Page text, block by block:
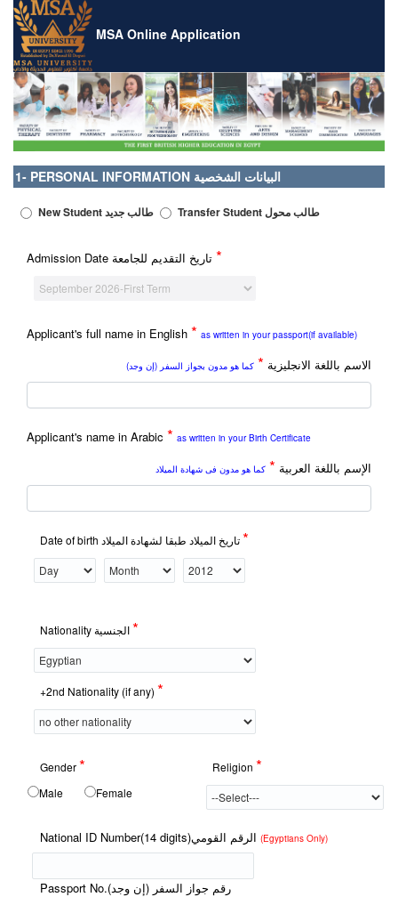
MSA Online Application
1- PERSONAL INFORMATION البيانات الشخصية
New Student طالب جديد Transfer Student طالب محول
*
Applicant's full name in English * as written in your passport(if available)
الاسم باللغة الانجليزية * كما هو مدون بجواز السفر (إن وجد)
Applicant's name in Arabic * as written in your Birth Certificate
الإسم باللغة العربية * كما هو مدون فى شهادة الميلاد
*
*
+2nd Nationality (if any) *
Gender *
Male Female
Religion *
(Egyptians Only)
Passport No.رقم جواز السفر (إن وجد)